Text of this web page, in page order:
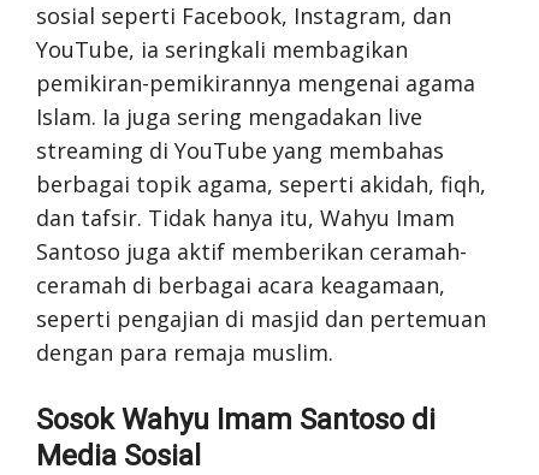
sosial seperti Facebook, Instagram, dan
YouTube, ia seringkali membagikan
pemikiran-pemikirannya mengenai agama
Islam. Ia juga sering mengadakan live
streaming di YouTube yang membahas
berbagai topik agama, seperti akidah, fiqh,
dan tafsir. Tidak hanya itu, Wahyu Imam
Santoso juga aktif memberikan ceramah-
ceramah di berbagai acara keagamaan,
seperti pengajian di masjid dan pertemuan
dengan para remaja muslim.
Sosok Wahyu Imam Santoso di
Media Sosial